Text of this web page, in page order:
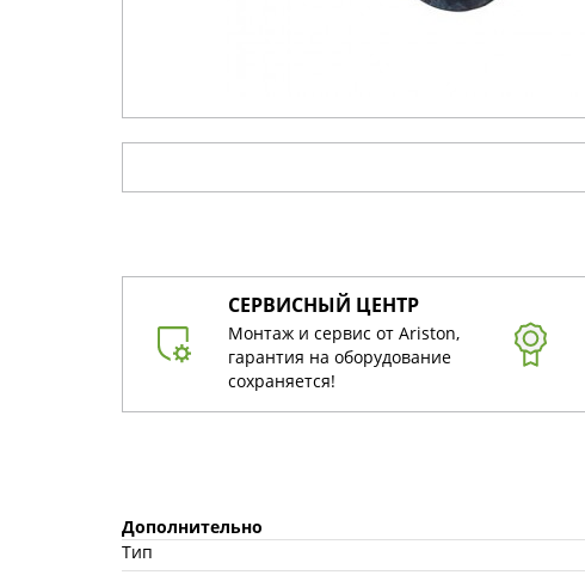
СЕРВИСНЫЙ ЦЕНТР
Монтаж и сервис от Ariston,
гарантия на оборудование
сохраняется!
Дополнительно
Тип